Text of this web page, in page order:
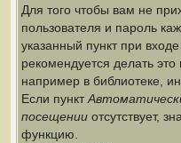
Для того чтобы вам не
пользователя и пароль
указанный пункт при
рекомендуется делать
например в библиотеке,
Если пункт
посещении отсутствует,
функцию.